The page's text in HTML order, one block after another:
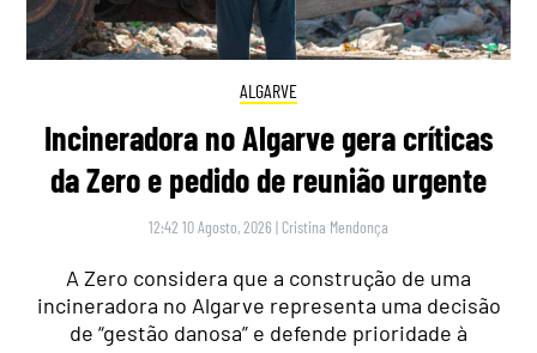
ALGARVE
Incineradora no Algarve gera críticas
da Zero e pedido de reunião urgente
12:42 10 Agosto, 2026 | Cristina Mendonça
A Zero considera que a construção de uma
incineradora no Algarve representa uma decisão
de “gestão danosa” e defende prioridade à